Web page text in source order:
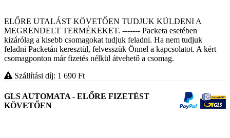
ELŐRE UTALÁST KÖVETŐEN TUDJUK KÜLDENI A
MEGRENDELT TERMÉKEKET. ------- Packeta esetében
kizárólag a kisebb csomagokat tudjuk feladni. Ha nem tudjuk
feladni Packetán keresztül, felvesszük Önnel a kapcsolatot. A kért
csomagponton már fizetés nélkül átvehető a csomag.
Szállítási díj: 1 690 Ft
GLS AUTOMATA - ELŐRE FIZETÉST
KÖVETŐEN